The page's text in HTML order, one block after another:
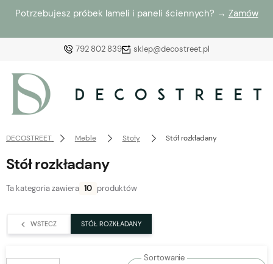
Potrzebujesz próbek lameli i paneli ściennych? → Zamów
792 802 839 sklep@decostreet.pl
Załóż konto
zaloguj się, aby przywrócić dodane produkty do listy
z poprzedniej sesji.
DECOSTREET Meble Stoły Stół rozkładany
Stół rozkładany
Ta kategoria zawiera 10 produktów
WSTECZ STÓŁ ROZKŁADANY